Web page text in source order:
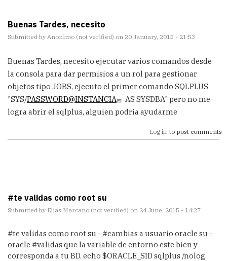
Buenas Tardes, necesito
Submitted by Anonimo (not verified) on 20 January, 2015 - 21:53
Buenas Tardes, necesito ejecutar varios comandos desde
la consola para dar permisios a un rol para gestionar
objetos tipo JOBS, ejecuto el primer comando SQLPLUS
"SYS/PASSWORD@INSTANCIA
AS SYSDBA" pero no me
logra abrir el sqlplus, alguien podria ayudarme
Log in to post comments
#te validas como root su
Submitted by Elias Marcano (not verified) on 24 June, 2015 - 14:27
#te validas como root su - #cambias a usuario oracle su -
oracle #validas que la variable de entorno este bien y
corresponda a tu BD. echo $ORACLE_SID sqlplus /nolog